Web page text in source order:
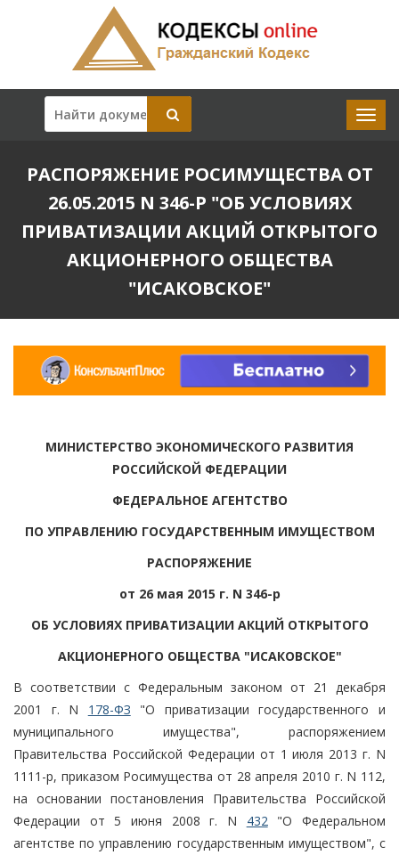
РАСПОРЯЖЕНИЕ РОСИМУЩЕСТВА ОТ
26.05.2015 N 346-Р "ОБ УСЛОВИЯХ
ПРИВАТИЗАЦИИ АКЦИЙ ОТКРЫТОГО
АКЦИОНЕРНОГО ОБЩЕСТВА
"ИСАКОВСКОЕ"
МИНИСТЕРСТВО ЭКОНОМИЧЕСКОГО РАЗВИТИЯ
РОССИЙСКОЙ ФЕДЕРАЦИИ
ФЕДЕРАЛЬНОЕ АГЕНТСТВО
ПО УПРАВЛЕНИЮ ГОСУДАРСТВЕННЫМ ИМУЩЕСТВОМ
РАСПОРЯЖЕНИЕ
от 26 мая 2015 г. N 346-р
ОБ УСЛОВИЯХ ПРИВАТИЗАЦИИ АКЦИЙ ОТКРЫТОГО
АКЦИОНЕРНОГО ОБЩЕСТВА "ИСАКОВСКОЕ"
В соответствии с Федеральным законом от 21 декабря
2001 г. N 178-ФЗ "О приватизации государственного и
муниципального имущества", распоряжением
Правительства Российской Федерации от 1 июля 2013 г. N
1111-р, приказом Росимущества от 28 апреля 2010 г. N 112,
на основании постановления Правительства Российской
Федерации от 5 июня 2008 г. N 432 "О Федеральном
агентстве по управлению государственным имуществом", с